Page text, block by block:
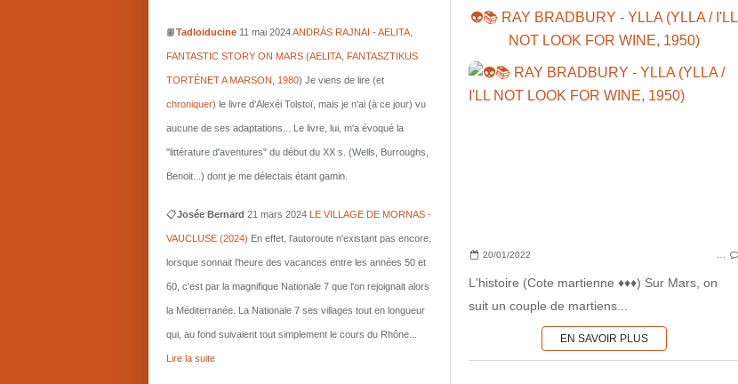
👽📚 RAY BRADBURY - YLLA (YLLA / I'LL
NOT LOOK FOR WINE, 1950)
20/01/2022
L'histoire (Cote martienne ♦♦♦) Sur Mars, on
suit un couple de martiens...
EN SAVOIR PLUS
📙Tadloiducine 11 mai 2024ANDRÁS RAJNAI - AELITA,
FANTASTIC STORY ON MARS (AELITA, FANTASZTIKUS
TORTÉNET A MARSON, 1980) Je viens de lire (et
chroniquer) le livre d'Alexéi Tolstoï, mais je n'ai (à ce jour) vu
aucune de ses adaptations... Le livre, lui, m'a évoqué la
"littérature d'aventures" du début du XX s. (Wells, Burroughs,
Benoit...) dont je me délectais étant gamin.
📋Josée Bernard 21 mars 2024 LE VILLAGE DE MORNAS -
VAUCLUSE (2024) En effet, l'autoroute n'existant pas encore,
lorsque sonnait l'heure des vacances entre les années 50 et
60, c'est par la magnifique Nationale 7 que l'on rejoignait alors
la Méditerranée. La Nationale 7 ses villages tout en longueur
qui, au fond suivaient tout simplement le cours du Rhône...
Lire la suite